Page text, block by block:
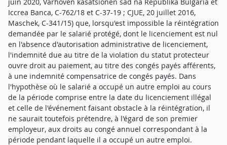
Iccrea Banca, C-762/18 et C-37-19 ; CJUE, 20 juillet 2016,
Maschek, C-341/15) que, lorsqu'est impossible la réintégration
demandée par le salarié protégé, dont le licenciement est nul
en l'absence d'autorisation administrative de licenciement,
l'indemnité due au titre de la violation du statut protecteur
ouvre droit au paiement, au titre des congés payés afférents,
à une indemnité compensatrice de congés payés. Dans
l'hypothèse où le salarié a occupé un autre emploi au cours
de la période comprise entre la date du licenciement illégal
et celle de l'événement faisant obstacle à la réintégration, il
ne saurait toutefois prétendre, à l'égard de son premier
employeur, aux droits au congé annuel correspondant à la
période pendant laquelle il a occupé un autre emploi.